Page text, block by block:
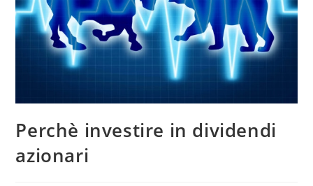
Perchè investire in dividendi
azionari